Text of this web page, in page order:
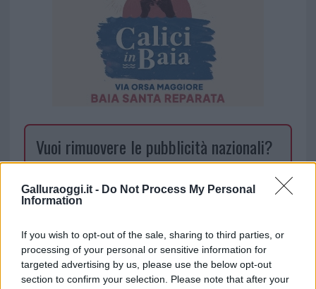
Galluraoggi.it - Do Not Process My Personal
Information
If you wish to opt-out of the sale, sharing to third parties, or
processing of your personal or sensitive information for
targeted advertising by us, please use the below opt-out
section to confirm your selection. Please note that after your
Vuoi rimuovere le pubblicità nazionali?
Puoi abbonarti a
soli € 1,10 al mese
cliccando qui
Sei già abbonato?
Puoi effettuare l'accesso andando nella